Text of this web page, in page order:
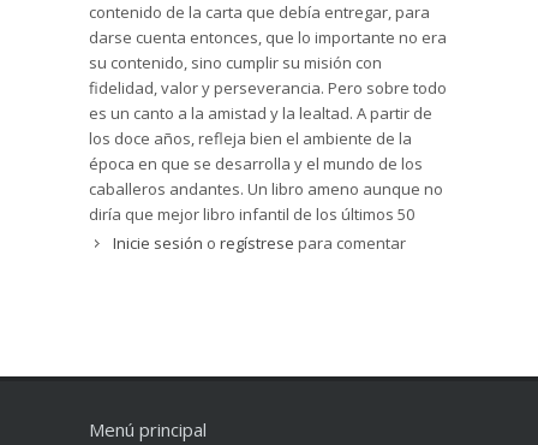
contenido de la carta que debía entregar, para
darse cuenta entonces, que lo importante no era
su contenido, sino cumplir su misión con
fidelidad, valor y perseverancia. Pero sobre todo
es un canto a la amistad y la lealtad. A partir de
los doce años, refleja bien el ambiente de la
época en que se desarrolla y el mundo de los
caballeros andantes. Un libro ameno aunque no
diría que mejor libro infantil de los últimos 50
años.Inicie sesión o regístrese para comentar
Menú principal